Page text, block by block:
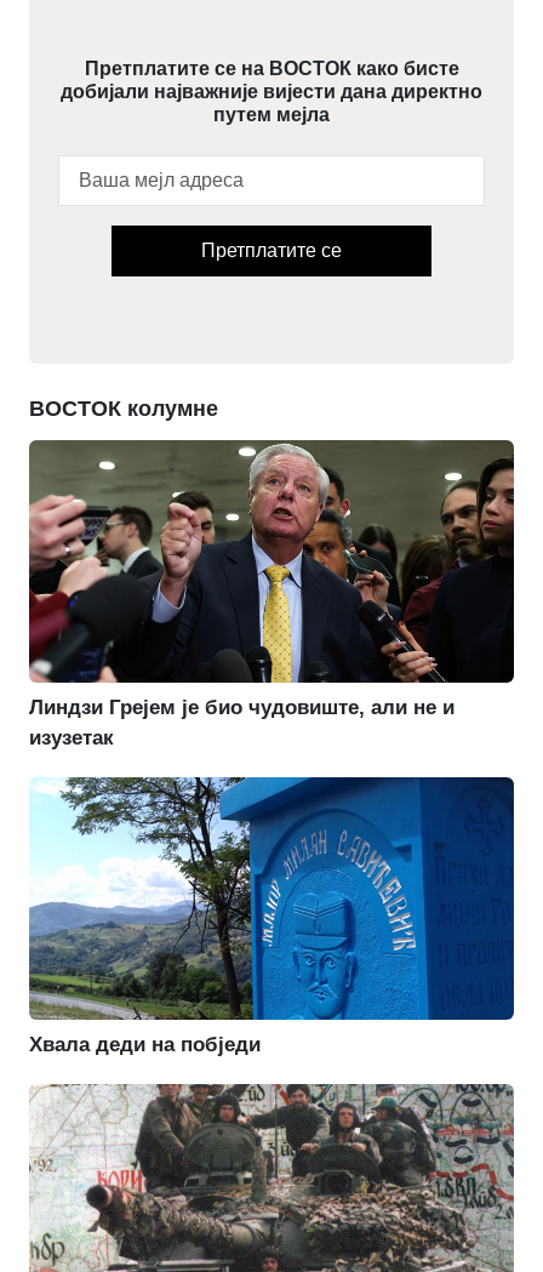
Претплатите се на ВОСТОК како бисте
добијали најважније вијести дана директно
путем мејла
Претплатите се
ВОСТОК колумне
Линдзи Грејем је био чудовиште, али не и
изузетак
Хвала деди на побједи